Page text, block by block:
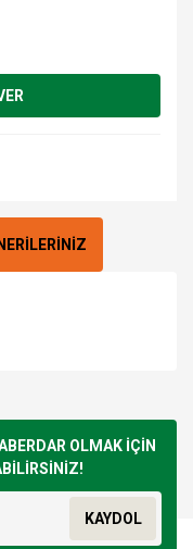
OLMAK İÇİN
KAYDOL